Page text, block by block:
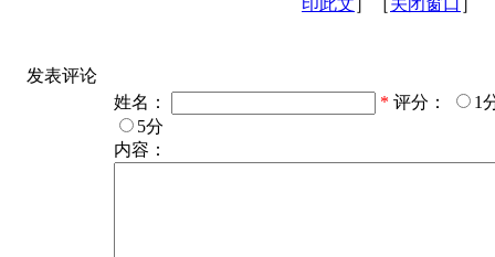
印此文］［关闭窗口 ］
发表评论
姓名：
* 评分：
1
5分
内容：